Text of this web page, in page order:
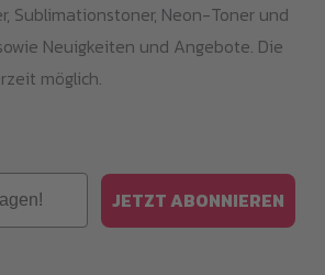
Sublimationstoner, Neon-Toner und
Neuigkeiten und Angebote. Die
möglich.
JETZT ABONNIEREN